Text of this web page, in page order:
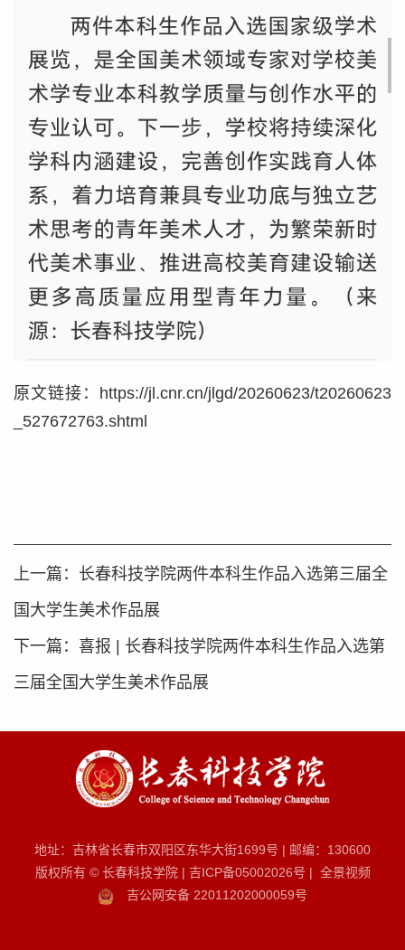
原文链接：https://jl.cnr.cn/jlgd/20260623/t20260623
_527672763.shtml
上一篇： 长春科技学院两件本科生作品入选第三届全
国大学生美术作品展
下一篇： 喜报 | 长春科技学院两件本科生作品入选第
三届全国大学生美术作品展
地址：吉林省长春市双阳区东华大街1699号 | 邮编：130600
版权所有 © 长春科技学院 | 吉ICP备05002026号 | 全景视频
吉公网安备 22011202000059号